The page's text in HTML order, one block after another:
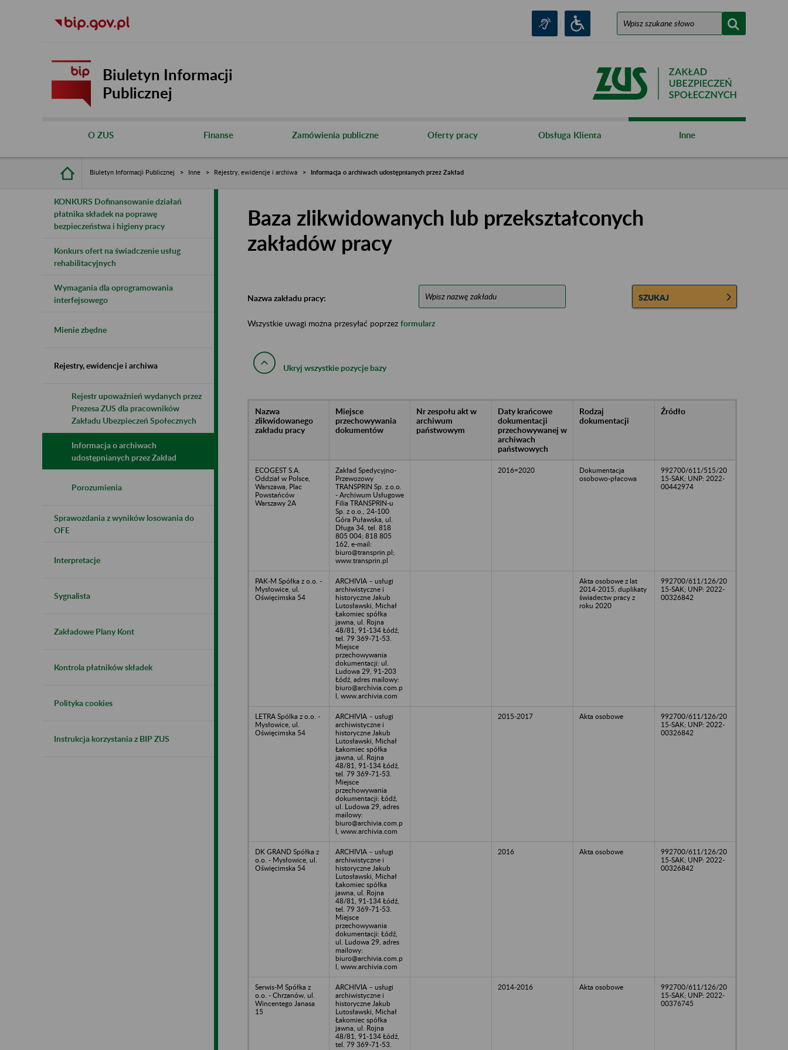
Biuletyn Informacji
Publicznej
O ZUS Finanse Zamówienia publiczne Oferty pracy Obsługa Klienta Inne
Biuletyn Informacji Publicznej Inne Rejestry, ewidencje i archiwa Informacja o archiwach udostępnianych przez Zakład
KONKURS Dofinansowanie działań
płatnika składek na poprawę
bezpieczeństwa i higieny pracy
Konkurs ofert na świadczenie usług
rehabilitacyjnych
Wymagania dla oprogramowania
interfejsowego
Mienie zbędne
Rejestry, ewidencje i archiwa
Rejestr upoważnień wydanych przez
Prezesa ZUS dla pracowników
Zakładu Ubezpieczeń Społecznych
Informacja o archiwach
udostępnianych przez Zakład
Porozumienia
Sprawozdania z wyników losowania do
OFE
Interpretacje
Sygnalista
Zakładowe Plany Kont
Kontrola płatników składek
Polityka cookies
Instrukcja korzystania z BIP ZUS
Baza zlikwidowanych lub przekształconych
zakładów pracy
Nazwa zakładu pracy: SZUKAJ
Wszystkie uwagi można przesyłać poprzez formularz
Ukryj wszystkie pozycje bazy
Nazwa
zlikwidowanego
zakładu pracy
Miejsce
przechowywania
dokumentów
Nr zespołu akt w
archiwum
państwowym
Daty krańcowe
dokumentacji
przechowywanej w
archiwach
państwowych
Rodzaj
dokumentacji
Źródło
ECOGEST S.A.
Oddział w Polsce,
Warszawa, Plac
Powstańców
Warszawy 2A
Zakład Spedycyjno-
Przewozowy
TRANSPRIN Sp. z.o.o.
- Archiwum Usługowe
Filia TRANSPRIN-u
Sp. z o.o., 24-100
Góra Puławska, ul.
Długa 34, tel. 818
805 004; 818 805
162, e-mail:
biuro@transprin.pl;
www.transprin.pl
2016=2020
Dokumentacja
osobowo-płacowa
992700/611/515/20
15-SAK; UNP: 2022-
00442974
PAK-M Spółka z o.o. -
Mysłowice, ul.
Oświęcimska 54
ARCHIVIA – usługi
archiwistyczne i
historyczne Jakub
Lutosławski, Michał
Łakomiec spółka
jawna, ul. Rojna
48/81, 91-134 Łódź,
tel. 79 369-71-53.
Miejsce
przechowywania
dokumentacji: ul.
Ludowa 29, 91-203
Łódź, adres mailowy:
biuro@archivia.com.p
l, www.archivia.com
Akta osobowe z lat
2014-2015, duplikaty
świadectw pracy z
roku 2020
992700/611/126/20
15-SAK; UNP: 2022-
00326842
LETRA Spólka z o.o. -
Mysłowice, ul.
Oświęcimska 54
ARCHIVIA – usługi
archiwistyczne i
historyczne Jakub
Lutosławski, Michał
Łakomiec spółka
jawna, ul. Rojna
48/81, 91-134 Łódź,
tel. 79 369-71-53.
Miejsce
przechowywania
dokumentacji: Łódź,
ul. Ludowa 29, adres
mailowy:
biuro@archivia.com.p
l, www.archivia.com
2015-2017 Akta osobowe
992700/611/126/20
15-SAK; UNP: 2022-
00326842
DK GRAND Spółka z
o.o. - Mysłowice, ul.
Oświęcimska 54
ARCHIVIA – usługi
archiwistyczne i
historyczne Jakub
Lutosławski, Michał
Łakomiec spółka
jawna, ul. Rojna
48/81, 91-134 Łódź,
tel. 79 369-71-53.
Miejsce
przechowywania
dokumentacji: Łódź,
ul. Ludowa 29, adres
mailowy:
biuro@archivia.com.p
l, www.archivia.com
2016 Akta osobowe
992700/611/126/20
15-SAK; UNP: 2022-
00326842
Serwis-M Spółka z
o.o. - Chrzanów, ul.
Wincentego Janasa
15
ARCHIVIA – usługi
archiwistyczne i
historyczne Jakub
Lutosławski, Michał
Łakomiec spółka
jawna, ul. Rojna
48/81, 91-134 Łódź,
tel. 79 369-71-53.
2014-2016 Akta osobowe
992700/611/126/20
15-SAK; UNP: 2022-
00376745